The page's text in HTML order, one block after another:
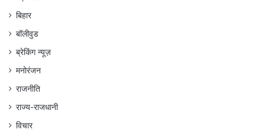
बिहार
बॉलीवुड
ब्रेकिंग न्यूज़
मनोरंजन
राजनीति
राज्य-राजधानी
विचार